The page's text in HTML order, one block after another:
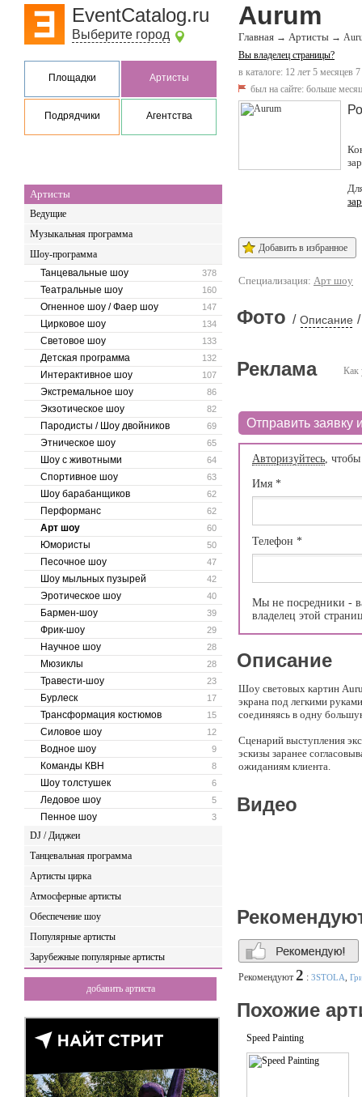
EventCatalog.ru
Выберите город
Площадки Артисты
Подрядчики Агентства
Артисты
Ведущие
Музыкальная программа
Шоу-программа
378
Танцевальные шоу
160
Театральные шоу
147
Огненное шоу / Фаер шоу
134
Цирковое шоу
133
Световое шоу
132
Детская программа
107
Интерактивное шоу
86
Экстремальное шоу
82
Экзотическое шоу
69
Пародисты / Шоу двойников
65
Этническое шоу
64
Шоу с животными
63
Спортивное шоу
62
Шоу барабанщиков
62
Перформанс
60
Арт шоу
50
Юмористы
47
Песочное шоу
42
Шоу мыльных пузырей
40
Эротическое шоу
39
Бармен-шоу
29
Фрик-шоу
28
Научное шоу
28
Мюзиклы
23
Травести-шоу
17
Бурлеск
15
Трансформация костюмов
12
Силовое шоу
9
Водное шоу
8
Команды КВН
6
Шоу толстушек
5
Ледовое шоу
3
Пенное шоу
DJ / Диджеи
Танцевальная программа
Артисты цирка
Атмосферные артисты
Обеспечение шоу
Популярные артисты
Зарубежные популярные артисты
добавить артиста
Aurum
Главная → Артисты →
Вы владелец страницы?
в каталоге: 12 лет 5 месяцев
был на сайте: больше
Добавить в избранное
Специализация: Арт шоу
Фото / Описание /
Как
Реклама
Отправить заявку
Авторизуйтесь,
Имя *
Телефон *
Мы не посредники -
владелец этой
Описание
Шоу световых картин
экрана под легкими
соединяясь в одну
Сценарий выступления
эскизы заранее
ожиданиям клиента.
- Постановочное
- Импровизационное шоу
Видео
Рекомендуют 2 : 3STOLA
Похожие
Speed Painting